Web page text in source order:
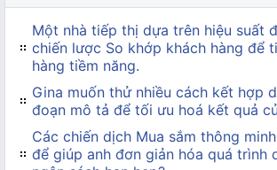
Một nhà tiếp thị dựa trên hiệu suất
chiến lược So khớp khách hàng để
hàng tiềm năng.
Gina muốn thử nhiều cách kết hợp
đoạn mô tả để tối ưu hoá kết quả
Các chiến dịch Mua sắm thông
để giúp anh đơn giản hóa quá trình